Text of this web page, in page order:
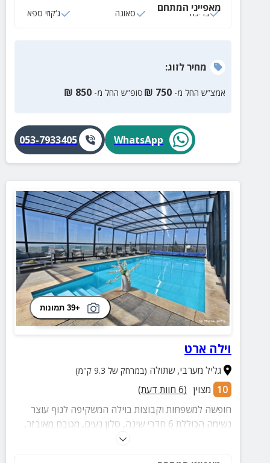
מאפייני המתחם
בריכה סאונה ג‘קוזי ספא
מחירלזוג:
אמצ”ש החל מ- 750
₪ סופ”ש החל מ- 850
₪
WhatsApp
053-7933405
+39 תמונות
וילה ארט
גליל מערבי,שתולה (במרחק של 9.3 ק"מ)
10 מצוין (
6 חוות דעת)
חופשה למשפחות וקבוצות בוילה המשקיפה לנוף עוצר
נשימה הכוללת 6 חדרי שינה, סלון נעים, מטבח מאובזר,
חדרי רחצה מוקפדים ומתחם חוץ בו תמצאו בריכה גדולה